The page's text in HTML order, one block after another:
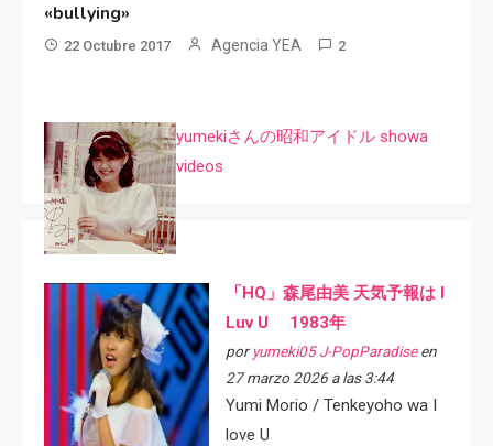
«bullying»
22 Octubre 2017 Agencia YEA 2
yumekiさんの昭和アイドル showa
videos
「HQ」森尾由美 天気予報は I
Luv U 1983年
por yumeki05 J-PopParadiseen
27 marzo 2026 a las 3:44
Yumi Morio / Tenkeyoho wa I
love U